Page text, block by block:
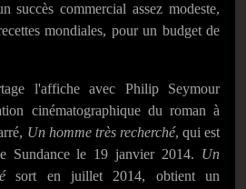
succès commercial assez modeste,
mondiales, pour un budget de
l'affiche avec Philip Seymour
cinématographique du roman à
Un homme très recherché, qui est
Sundance le 19 janvier 2014. Un
sort en juillet 2014, obtient un